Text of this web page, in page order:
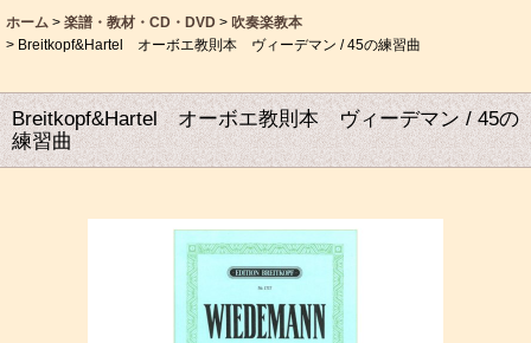
ホーム > 楽譜・教材・CD・DVD > 吹奏楽教本
> Breitkopf&Hartel オーボエ教則本 ヴィーデマン / 45の練習曲
Breitkopf&Hartel オーボエ教則本 ヴィーデマン / 45の
練習曲